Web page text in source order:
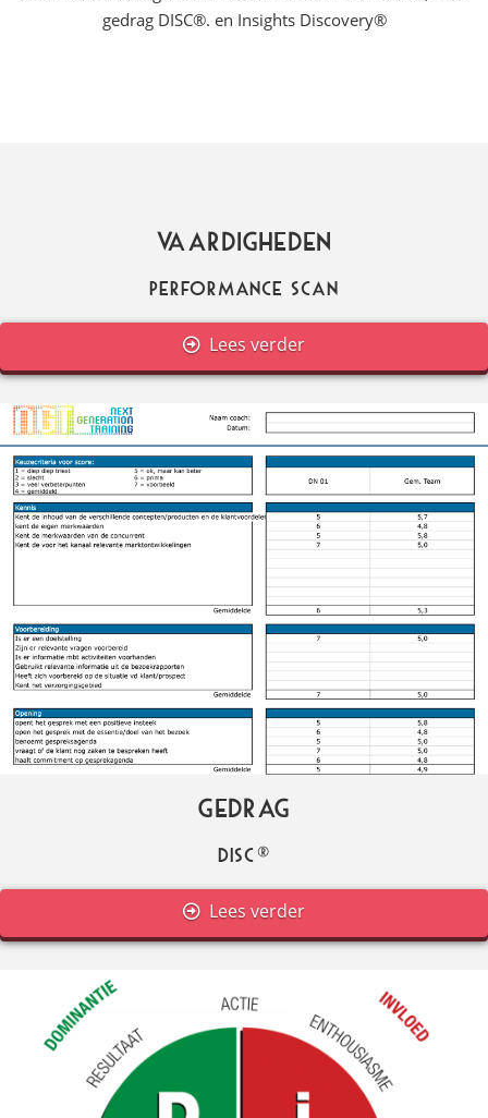
gedrag DISC®. en Insights Discovery®
Vaardigheden
Performance scan
Lees verder
Gedrag
DISC®
Lees verder